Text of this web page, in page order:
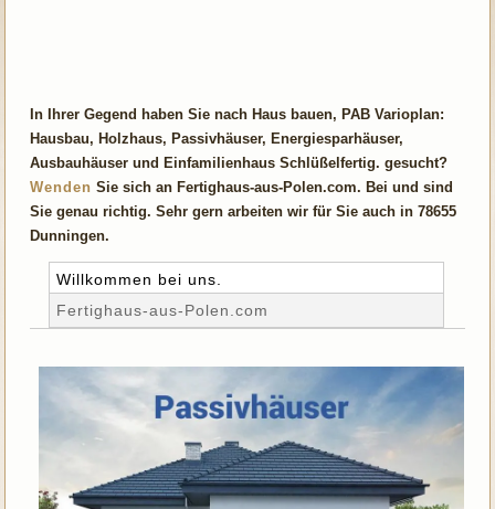
In Ihrer Gegend haben Sie nach Haus bauen, PAB Varioplan:
Hausbau, Holzhaus, Passivhäuser, Energiesparhäuser,
Ausbauhäuser und Einfamilienhaus Schlüßelfertig. gesucht?
Wenden Sie sich an Fertighaus-aus-Polen.com. Bei und sind
Sie genau richtig. Sehr gern arbeiten wir für Sie auch in 78655
Dunningen.
Willkommen bei uns.
Fertighaus-aus-Polen.com